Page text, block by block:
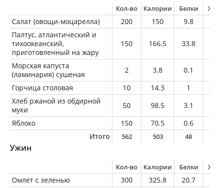
Кол-во Калории Белки
Салат (овощи-моцарелла) 200 150 9.8
Палтус, атлантический и
тихоокеанский,
приготовленный на жару
150 166.5 33.8
Морская капуста
(ламинария) сушеная
2 3.8 0.1
Горчица столовая
10 14.3 1
Хлеб ржаной из обдирной
муки
50 98.5 3.1
Яблоко
150 70.5 0.6
Итого
562 503 48
Ужин
Кол-во Калории Белки
Омлет с зеленью 300 325.8 20.7